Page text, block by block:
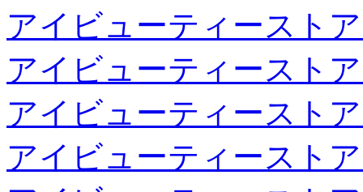
アイビューティースト
アイビューティースト
アイビューティースト
アイビューティースト